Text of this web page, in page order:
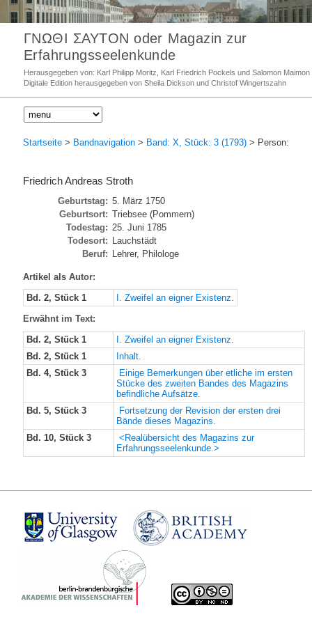
ΓΝΩΘΙ ΣΑΥΤΟΝ oder Magazin zur
Erfahrungsseelenkunde
Herausgegeben von: Karl Philipp Moritz, Karl Friedrich Pockels und Salomon Maimon
Digitale Edition herausgegeben von Sheila Dickson und Christof Wingertszahn
Startseite > Bandnavigation > Band: X, Stück: 3 (1793) > Person:
Friedrich Andreas Stroth
Geburtstag: 5. März 1750
Geburtsort: Triebsee (Pommern)
Todestag: 25. Juni 1785
Todesort: Lauchstädt
Beruf: Lehrer, Philologe
Artikel als Autor:
Bd. 2, Stück 1
I. Zweifel an eigner Existenz.
Erwähnt im Text:
Bd. 2, Stück 1
I. Zweifel an eigner Existenz.
Bd. 2, Stück 1
Inhalt.
Bd. 4, Stück 3
Einige Bemerkungen über etliche im ersten
Stücke des zweiten Bandes des Magazins
befindliche Aufsätze.
Bd. 5, Stück 3
Fortsetzung der Revision der ersten drei
Bände dieses Magazins.
Bd. 10, Stück 3
<Realübersicht des Magazins zur
Erfahrungsseelenkunde.>